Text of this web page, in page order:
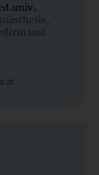
und